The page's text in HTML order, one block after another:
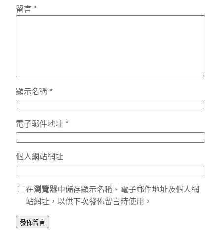
留言 *
顯示名稱 *
電子郵件地址 *
個人網站網址
在瀏覽器中儲存顯示名稱、電子郵件地址及個人網
站網址，以供下次發佈留言時使用。